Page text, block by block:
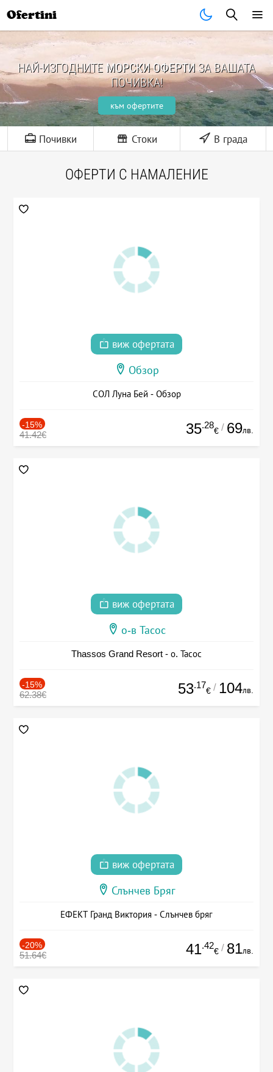
Ofertini
НАЙ-ИЗГОДНИТЕ МОРСКИ ОФЕРТИЗА ВАШАТА
ПОЧИВКА!
към офертите
Почивки Стоки В града
ОФЕРТИ С НАМАЛЕНИЕ
виж офертата
Обзор
СОЛ Луна Бей - Обзор
-15%
41.42€ 35.28
€ / 69лв.
виж офертата
о-в Тасос
Thassos Grand Resort - о. Тасос
-15%
62.38€ 53.17
€ / 104лв.
виж офертата
Слънчев Бряг
ЕФЕКТ Гранд Виктория - Слънчев бряг
-20%
51.64€ 41.42
€ / 81лв.